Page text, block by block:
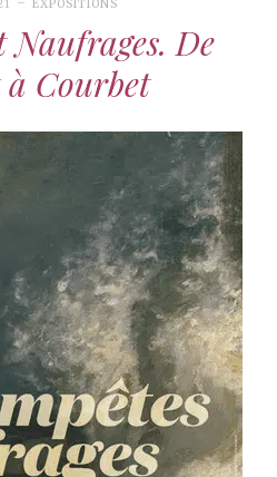
EXPOSITIONS
Naufrages. De
à Courbet